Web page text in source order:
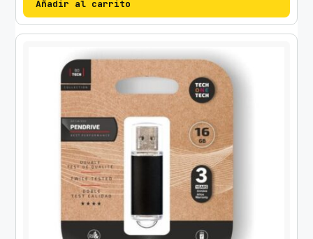
Añadir al carrito